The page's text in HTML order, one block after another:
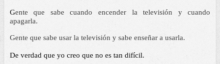
Gente que sabe cuando encender la televisión y cuando
apagarla.
Gente que sabe usar la televisión y sabe enseñar a usarla.
De verdad que yo creo que no es tan difícil.